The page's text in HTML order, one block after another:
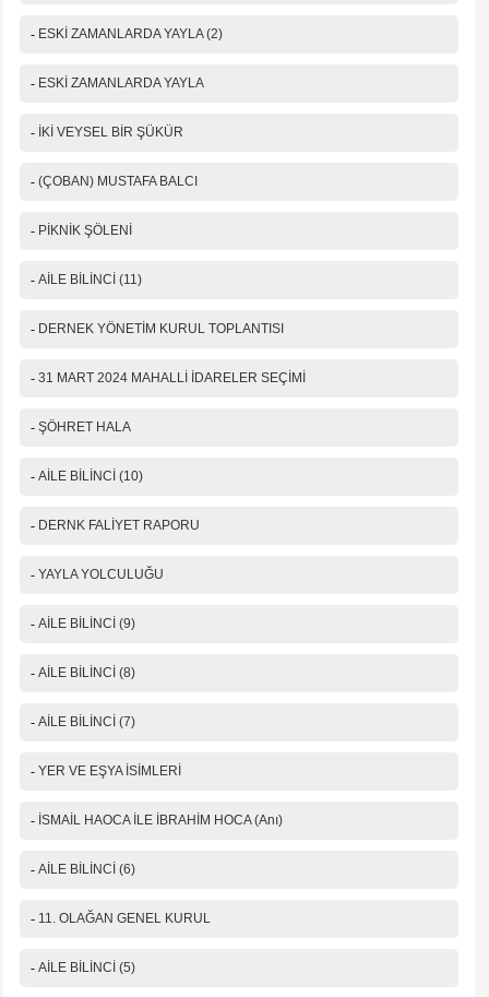
- ESKİ ZAMANLARDA YAYLA (2)
- ESKİ ZAMANLARDA YAYLA
- İKİ VEYSEL BİR ŞÜKÜR
- (ÇOBAN) MUSTAFA BALCI
- PİKNİK ŞÖLENİ
- AİLE BİLİNCİ (11)
- DERNEK YÖNETİM KURUL TOPLANTISI
- 31 MART 2024 MAHALLİ İDARELER SEÇİMİ
- ŞÖHRET HALA
- AİLE BİLİNCİ (10)
- DERNK FALİYET RAPORU
- YAYLA YOLCULUĞU
- AİLE BİLİNCİ (9)
- AİLE BİLİNCİ (8)
- AİLE BİLİNCİ (7)
- YER VE EŞYA İSİMLERİ
- İSMAİL HAOCA İLE İBRAHİM HOCA (Anı)
- AİLE BİLİNCİ (6)
- 11. OLAĞAN GENEL KURUL
- AİLE BİLİNCİ (5)